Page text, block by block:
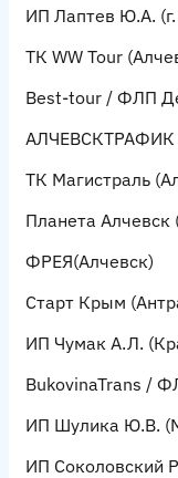
ИП Лаптев Ю.А.
ТК WW Tour
Best-tour / ФЛП
АЛЧЕВСКТРАФИК
ТК Магистраль
Планета Алчевск
ФРЕЯ(Алчевск)
Старт Крым
ИП Чумак А.Л.
BukovinaTrans /
ИП Шулика Ю.В.
ИП Соколовский